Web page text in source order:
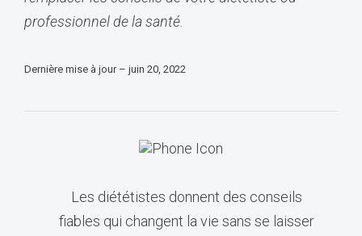
professionnel de la santé.
Dernière mise à jour – juin 20, 2022
Les diététistes donnent des conseils
fiables qui changent la vie sans se laisser